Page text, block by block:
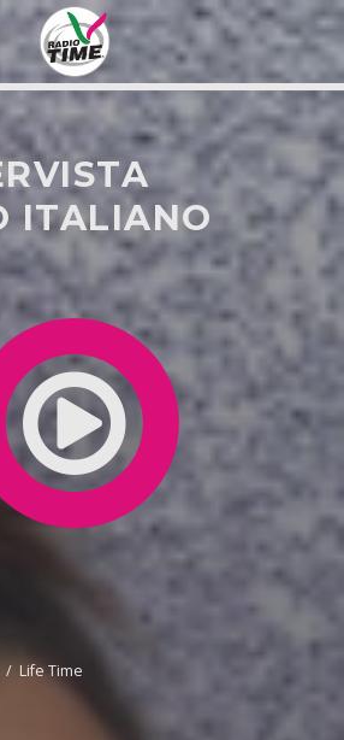
NEL SITO WEB:
ITALIANO
/ Life Time